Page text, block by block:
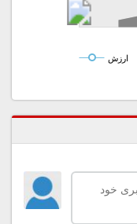
ارزش